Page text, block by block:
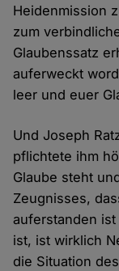
Heidenmission
zum
Glaubenssatz
auferweckt
leer und euer
Und Joseph
pflichtete ihm
Glaube steht
Zeugnisses,
auferstanden
ist, ist wirklich
die Situation